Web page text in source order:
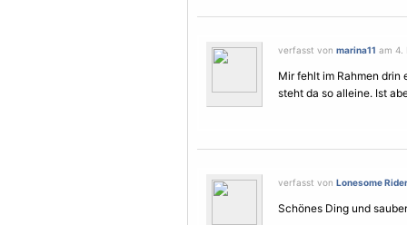
verfasst von marina11 am 4.
Mir fehlt im Rahmen drin
steht da so alleine. Ist
verfasst von Lonesome Rider
Schönes Ding und